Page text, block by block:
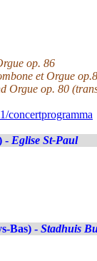
op. 86
et Orgue
Orgue op. 80
concertprogramma
- Eglise St-Paul
Bas) - Stadhuis